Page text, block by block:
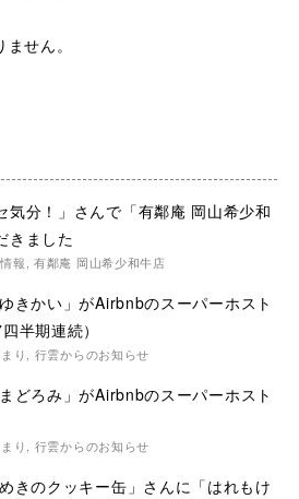
せん。
気分！」さんで「有鄰庵 岡山希少和
きました
報,有鄰庵 岡山希少和牛店
きかい」がAirbnbのスーパーホスト
半期連続）
り , 行雲からのお知らせ
どろみ」がAirbnbのスーパーホスト
り , 行雲からのお知らせ
きのクッキー缶」さんに「はれもけ